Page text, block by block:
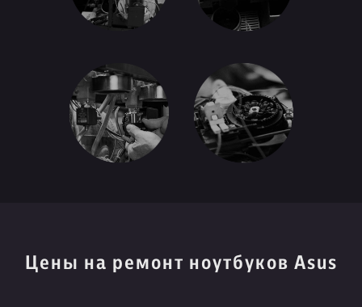
Цены на ремонт ноутбуков Asus